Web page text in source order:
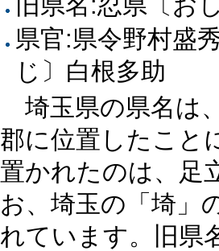
県官:県令野村盛
じ〕白根多助
埼玉県の県名は
郡に位置したこと
置かれたのは、足
お、埼玉の「埼」
れています。旧県